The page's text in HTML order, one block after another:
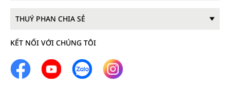
THUÝ PHAN CHIA SẺ
KẾT NỐI VỚI CHÚNG TÔI